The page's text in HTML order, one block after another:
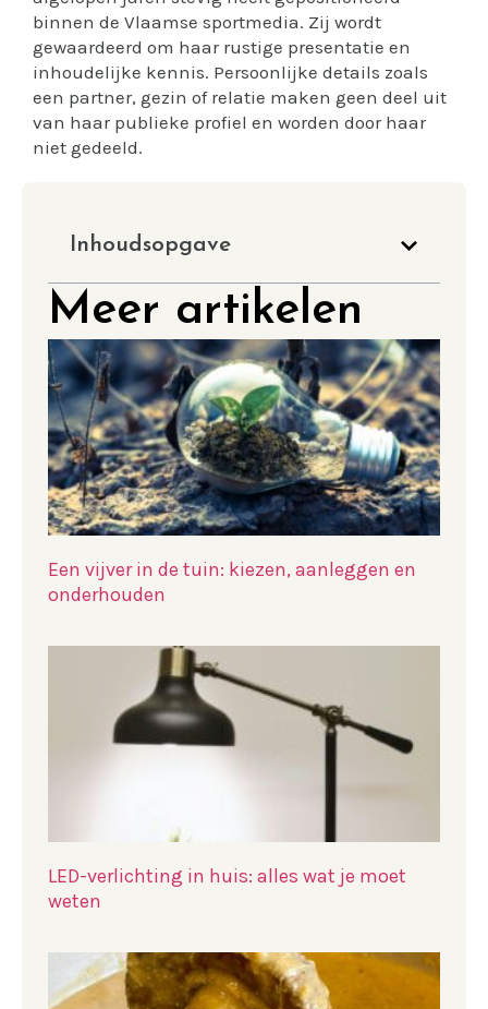
binnen de Vlaamse sportmedia. Zij wordt
gewaardeerd om haar rustige presentatie en
inhoudelijke kennis. Persoonlijke details zoals
een partner, gezin of relatie maken geen deel uit
van haar publieke profiel en worden door haar
niet gedeeld.
Inhoudsopgave
Meer artikelen
Een vijver in de tuin: kiezen, aanleggen en
onderhouden
LED-verlichting in huis: alles wat je moet
weten